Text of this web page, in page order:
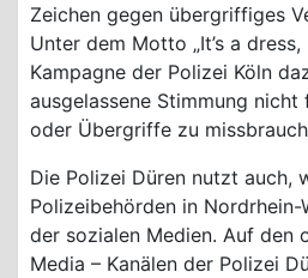
Zeichen gegen übergriffiges
Unter dem Motto „It’s a
Kampagne der Polizei Köln
ausgelassene Stimmung nicht
oder Übergriffe zu
Die Polizei Düren nutzt auch,
Polizeibehörden in Nordrhein-
der sozialen Medien. Auf den
Media – Kanälen der Polizei